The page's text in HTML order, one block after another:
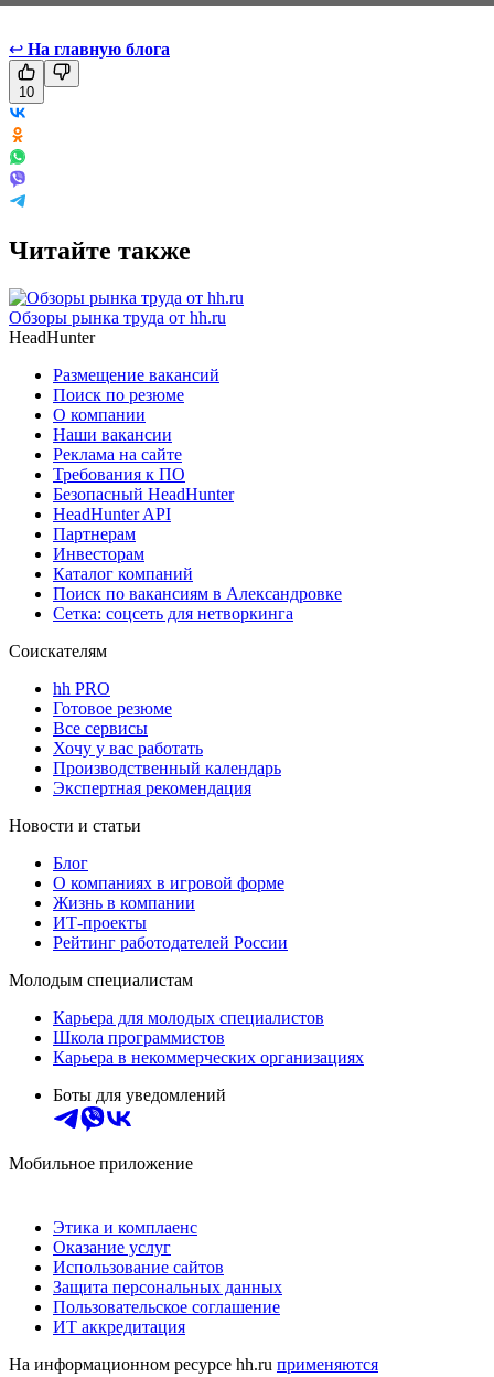
↩ На главную блога
10
Читайте также
Обзоры рынка труда от hh.ru
HeadHunter
Размещение вакансий
Поиск по резюме
О компании
Наши вакансии
Реклама на сайте
Требования к ПО
Безопасный HeadHunter
HeadHunter API
Партнерам
Инвесторам
Каталог компаний
Поиск по вакансиям в Александровке
Сетка: соцсеть для нетворкинга
Соискателям
hh PRO
Готовое резюме
Все сервисы
Хочу у вас работать
Производственный календарь
Экспертная рекомендация
Новости и статьи
Блог
О компаниях в игровой форме
Жизнь в компании
ИТ-проекты
Рейтинг работодателей России
Молодым специалистам
Карьера для молодых специалистов
Школа программистов
Карьера в некоммерческих организациях
Боты для уведомлений
Мобильное приложение
Этика и комплаенс
Оказание услуг
Использование сайтов
Защита персональных данных
Пользовательское соглашение
ИТ аккредитация
На информационном ресурсе hh.ru применяются